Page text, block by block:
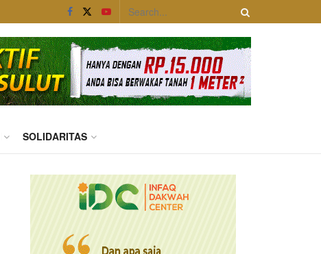
SOLIDARITAS